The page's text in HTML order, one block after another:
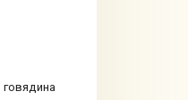
говядина